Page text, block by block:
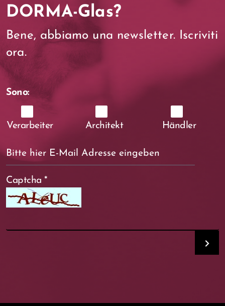
DORMA-Glas?
Bene, abbiamo una newsletter. Iscriviti
ora.
Sono:
Verarbeiter Architekt Händler
Captcha *